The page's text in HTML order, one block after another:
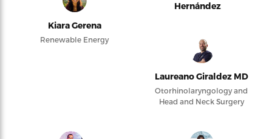
Kiara Gerena
Renewable Energy
Hernández
Laureano Giraldez MD
Otorhinolaryngology and
Head and Neck Surgery